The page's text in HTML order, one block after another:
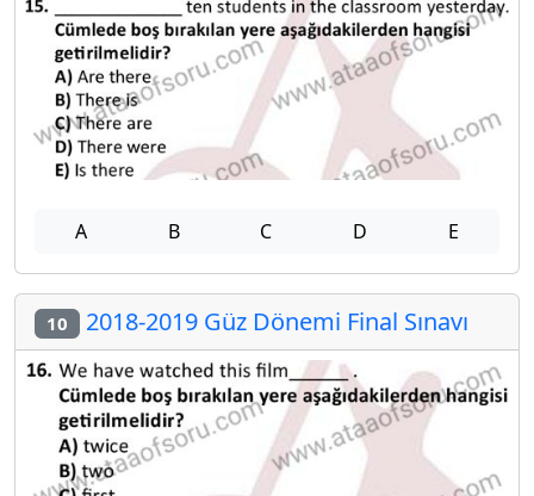
A B C D E
10 2018-2019 Güz Dönemi Final Sınavı